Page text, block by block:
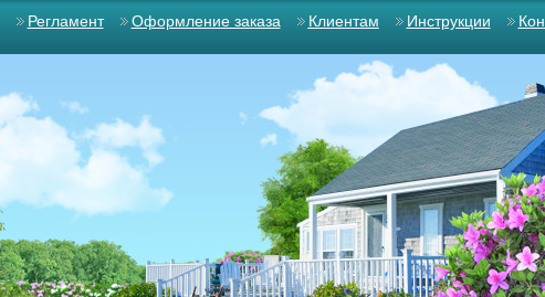
Регламент Оформление заказа Клиентам Инструкции